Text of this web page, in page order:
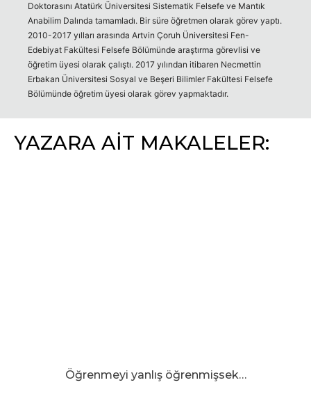
Doktorasını Atatürk Üniversitesi Sistematik Felsefe ve Mantık
Anabilim Dalında tamamladı. Bir süre öğretmen olarak görev yaptı.
2010-2017 yılları arasında Artvin Çoruh Üniversitesi Fen-
Edebiyat Fakültesi Felsefe Bölümünde araştırma görevlisi ve
öğretim üyesi olarak çalıştı. 2017 yılından itibaren Necmettin
Erbakan Üniversitesi Sosyal ve Beşeri Bilimler Fakültesi Felsefe
Bölümünde öğretim üyesi olarak görev yapmaktadır.
YAZARA AİT MAKALELER:
Öğrenmeyi yanlış öğrenmişsek…